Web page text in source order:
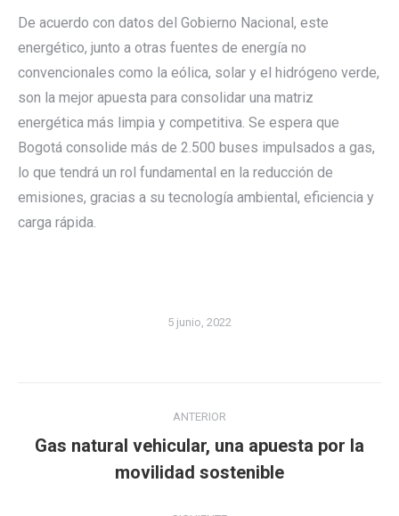
De acuerdo con datos del Gobierno Nacional, este
energético, junto a otras fuentes de energía no
convencionales como la eólica, solar y el hidrógeno verde,
son la mejor apuesta para consolidar una matriz
energética más limpia y competitiva. Se espera que
Bogotá consolide más de 2.500 buses impulsados a gas,
lo que tendrá un rol fundamental en la reducción de
emisiones, gracias a su tecnología ambiental, eficiencia y
carga rápida.
5 junio, 2022
entre
publicaciones
ANTERIOR
Publicación
anterior:
Gas natural vehicular, una apuesta por la
movilidad sostenible